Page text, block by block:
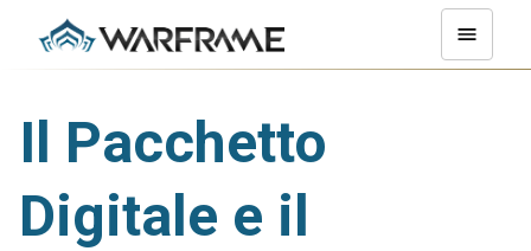
Il Pacchetto
Digitale e il